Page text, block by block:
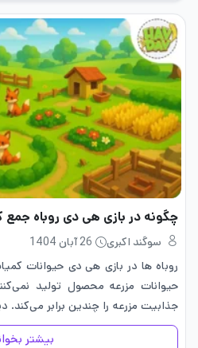
چگونه در بازی هی دی روباه جمع کنیم؟ 10
سوگند اکبری
26 آبان 1404
روباه ها در بازی هی دی حیوانات
حیوانات مزرعه محصول تولید
جذابیت مزرعه را چندین برابر می‌کند.
رودخانه، حس طبیعی و…
بیشتر